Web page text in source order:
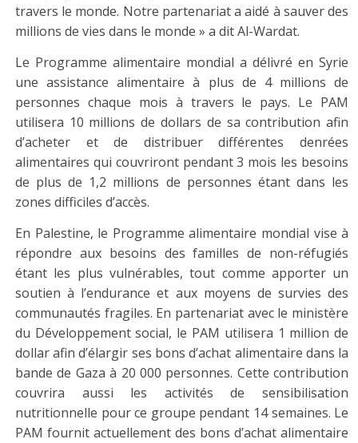
travers le monde. Notre partenariat a aidé à sauver des
millions de vies dans le monde » a dit Al-Wardat.
Le Programme alimentaire mondial a délivré en Syrie
une assistance alimentaire à plus de 4 millions de
personnes chaque mois à travers le pays. Le PAM
utilisera 10 millions de dollars de sa contribution afin
d’acheter et de distribuer différentes denrées
alimentaires qui couvriront pendant 3 mois les besoins
de plus de 1,2 millions de personnes étant dans les
zones difficiles d’accès.
En Palestine, le Programme alimentaire mondial vise à
répondre aux besoins des familles de non-réfugiés
étant les plus vulnérables, tout comme apporter un
soutien à l’endurance et aux moyens de survies des
communautés fragiles. En partenariat avec le ministère
du Développement social, le PAM utilisera 1 million de
dollar afin d’élargir ses bons d’achat alimentaire dans la
bande de Gaza à 20 000 personnes. Cette contribution
couvrira aussi les activités de sensibilisation
nutritionnelle pour ce groupe pendant 14 semaines. Le
PAM fournit actuellement des bons d’achat alimentaire